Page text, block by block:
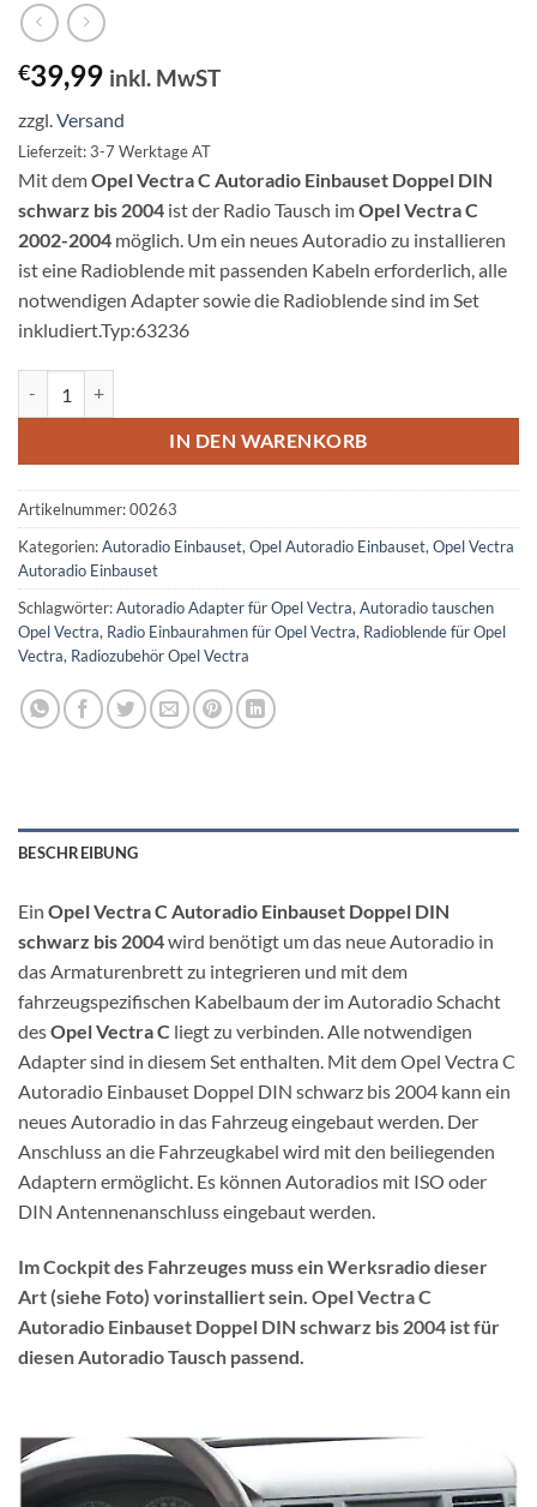
€39,99 inkl. MwST
zzgl.Versand
Lieferzeit: 3-7 Werktage AT
Mit demOpel Vectra C Autoradio Einbauset Doppel DIN
schwarz bis 2004 ist der Radio Tausch imOpel Vectra C
2002-2004 möglich. Um ein neues Autoradio zu installieren
ist eine Radioblende mit passenden Kabeln erforderlich, alle
notwendigen Adapter sowie die Radioblende sind im Set
inkludiert.Typ:63236
IN DEN WARENKORB
Artikelnummer:00263
Kategorien:Autoradio Einbauset, Opel Autoradio Einbauset, Opel Vectra
Autoradio Einbauset
Schlagwörter:Autoradio Adapter für Opel Vectra, Autoradio tauschen
Opel Vectra, Radio Einbaurahmen für Opel Vectra, Radioblende für Opel
Vectra, Radiozubehör Opel Vectra
BESCHREIBUNG
Ein Opel Vectra C Autoradio Einbauset Doppel DIN
schwarz bis 2004wird benötigt um das neue Autoradio in
das Armaturenbrett zu integrieren und mit dem
fahrzeugspezifischen Kabelbaum der im Autoradio Schacht
desOpel Vectra C liegt zu verbinden. Alle notwendigen
Adapter sind in diesem Set enthalten. Mit dem Opel Vectra C
Autoradio Einbauset Doppel DIN schwarz bis 2004 kann ein
neues Autoradio in das Fahrzeug eingebaut werden. Der
Anschluss an die Fahrzeugkabel wird mit den beiliegenden
Adaptern ermöglicht. Es können Autoradios mit ISO oder
DIN Antennenanschluss eingebaut werden.
Im Cockpit des Fahrzeuges muss ein Werksradio dieser
Art (siehe Foto) vorinstalliert sein. Opel Vectra C
Autoradio Einbauset Doppel DIN schwarz bis 2004 ist für
diesen Autoradio Tausch passend.